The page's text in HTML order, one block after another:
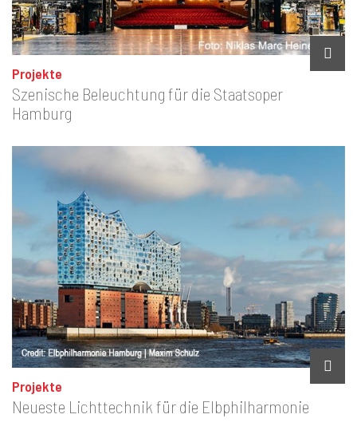
Projekte
Szenische Beleuchtung für die Staatsoper
Hamburg
Projekte
Neueste Lichttechnik für die Elbphilharmonie